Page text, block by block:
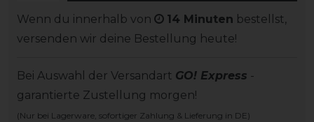
Wenn du innerhalb von 14 Minuten bestellst,
versenden wir deine Bestellung heute!
Bei Auswahl der Versandart GO! Express -
garantierte Zustellung morgen!
(Nur bei Lagerware, sofortiger Zahlung & Lieferung in DE)